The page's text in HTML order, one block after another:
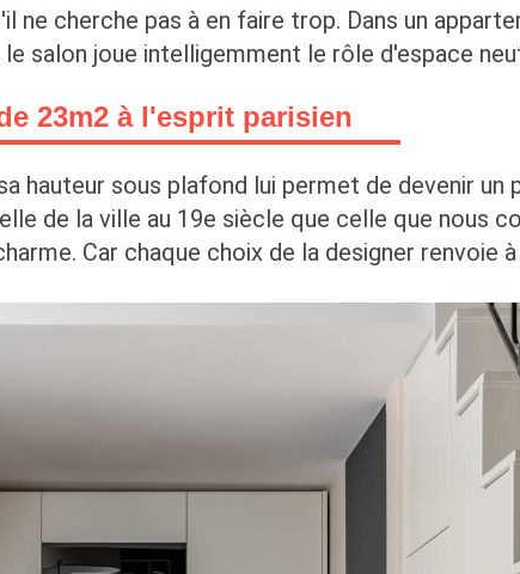
ne cherche pas à en faire trop. Dans un
salon joue intelligemment le rôle d'espace
23m2 à l'esprit parisien
hauteur sous plafond lui permet de devenir un
de la ville au 19e siècle que celle que nous
Car chaque choix de la designer renvoie